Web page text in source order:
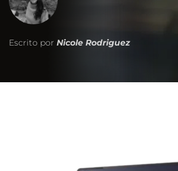
Escrito por Nicole Rodriguez